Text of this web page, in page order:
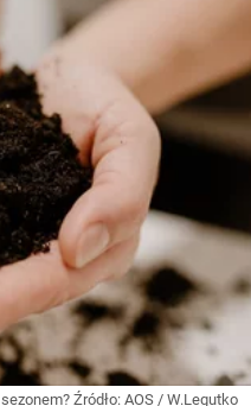
Źródło: AOS / W.Legutko